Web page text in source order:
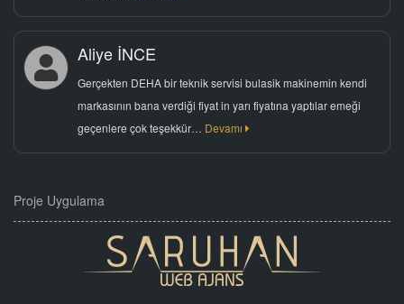
Aliye İNCE
Gerçekten DEHA bir teknik servisi bulasik makinemin kendi
markasının bana verdiği fiyat in yarı fiyatına yaptılar emeği
geçenlere çok teşekkür… Devamı
Proje Uygulama